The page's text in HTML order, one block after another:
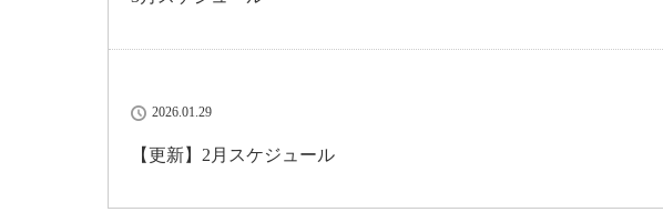
2026.01.29
【更新】2月スケジュール